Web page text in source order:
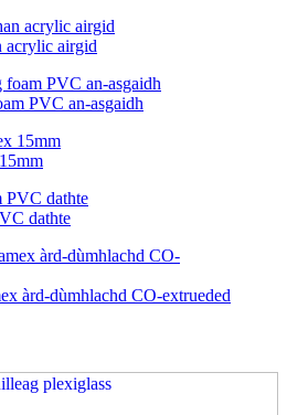
acrylic airgid
PVC an-asgaidh
dathte
àrd-dùmhlachd CO-extrueded